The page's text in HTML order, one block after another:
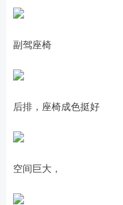
副驾座椅
后排，座椅成色挺好
空间巨大，